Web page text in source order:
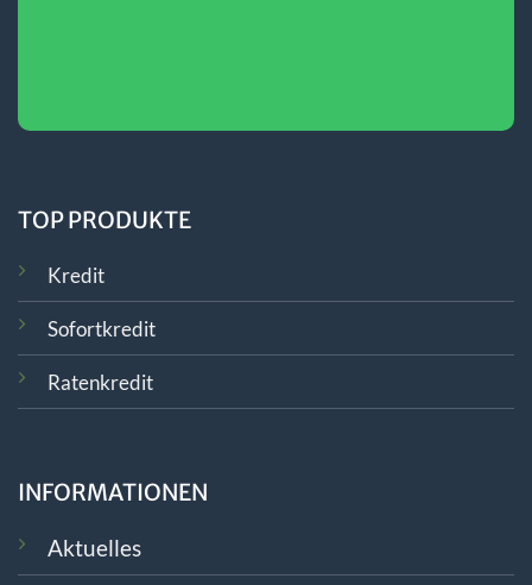
TOP PRODUKTE
Kredit
Sofortkredit
Ratenkredit
INFORMATIONEN
Aktuelles